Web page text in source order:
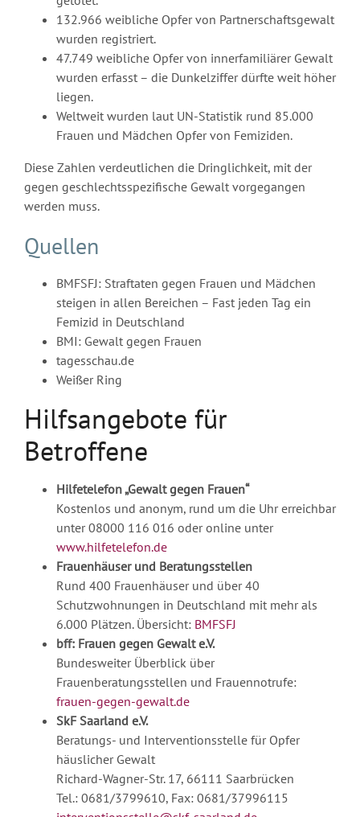
132.966 weibliche Opfer von Partnerschaftsgewalt
wurden registriert.
47.749 weibliche Opfer von innerfamiliärer Gewalt
wurden erfasst – die Dunkelziffer dürfte weit höher
liegen.
Weltweit wurden laut UN-Statistik rund 85.000
Frauen und Mädchen Opfer von Femiziden.
Diese Zahlen verdeutlichen die Dringlichkeit, mit der
gegen geschlechtsspezifische Gewalt vorgegangen
werden muss.
Quellen
BMFSFJ: Straftaten gegen Frauen und Mädchen
steigen in allen Bereichen – Fast jeden Tag ein
Femizid in Deutschland
BMI: Gewalt gegen Frauen
tagesschau.de
Weißer Ring
Hilfsangebote für
Betroffene
Hilfetelefon „Gewalt gegen Frauen“
Kostenlos und anonym, rund um die Uhr erreichbar
unter 08000 116 016 oder online unter
www.hilfetelefon.de
Frauenhäuser und Beratungsstellen
Rund 400 Frauenhäuser und über 40
Schutzwohnungen in Deutschland mit mehr als
6.000 Plätzen. Übersicht: BMFSFJ
bff: Frauen gegen Gewalt e.V.
Bundesweiter Überblick über
Frauenberatungsstellen und Frauennotrufe:
frauen-gegen-gewalt.de
SkF Saarland e.V.
Beratungs- und Interventionsstelle für Opfer
häuslicher Gewalt
Richard-Wagner-Str. 17, 66111 Saarbrücken
Tel.: 0681/3799610, Fax: 0681/37996115